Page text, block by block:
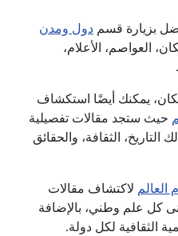
بزيارة قسم دول ومدن
العواصم، الأعلام،
يمكنك أيضًا استكشاف
حيث ستجد مقالات تفصيلية
الثقافة، والحقائق
العالم لاكتشاف مقالات
كل علم وطني، بالإضافة
الثقافية لكل دولة.